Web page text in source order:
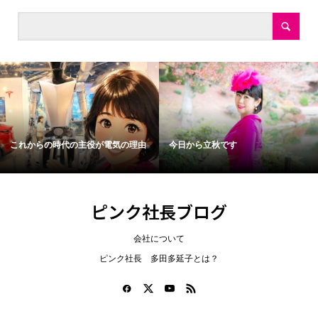
これからの時代の主役が電気の理由 今日から立秋です
ピンク社長ブログ
会社について
ピンク社長 多田多延子とは？